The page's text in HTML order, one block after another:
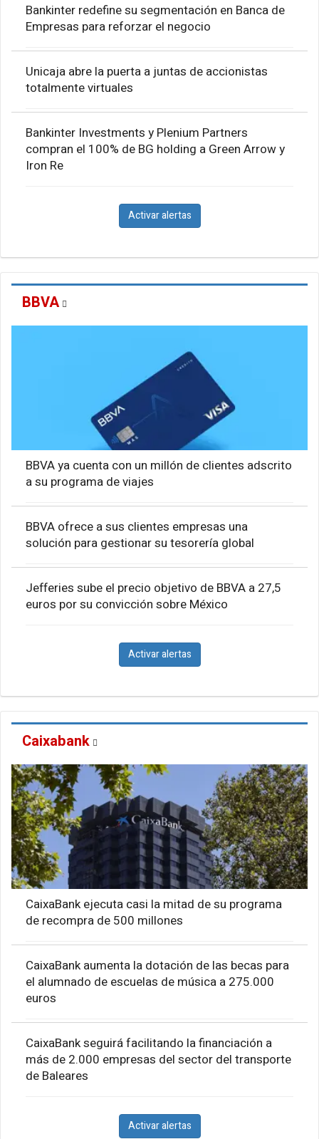
Bankinter redefine su segmentación en Banca de
Empresas para reforzar el negocio
Unicaja abre la puerta a juntas de accionistas
totalmente virtuales
Bankinter Investments y Plenium Partners
compran el 100% de BG holding a Green Arrow y
Iron Re
Activar alertas
BBVA
BBVA ya cuenta con un millón de clientes adscrito
a su programa de viajes
BBVA ofrece a sus clientes empresas una
solución para gestionar su tesorería global
Jefferies sube el precio objetivo de BBVA a 27,5
euros por su convicción sobre México
Activar alertas
Caixabank
CaixaBank ejecuta casi la mitad de su programa
de recompra de 500 millones
CaixaBank aumenta la dotación de las becas para
el alumnado de escuelas de música a 275.000
euros
CaixaBank seguirá facilitando la financiación a
más de 2.000 empresas del sector del transporte
de Baleares
Activar alertas